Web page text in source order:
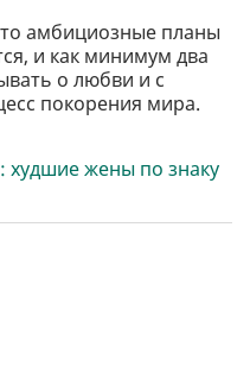
амбициозные планы
и как минимум два
о любви и с
покорения мира.
худшие жены по знаку